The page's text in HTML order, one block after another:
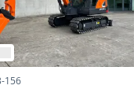
156